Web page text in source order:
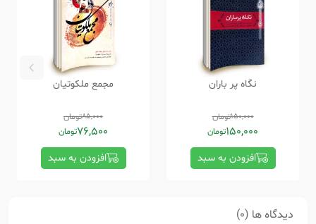
نگاه پر باران
150,000تومان
150,000تومان
افزودن به سبد
مجمع ملکوتیان
85,000تومان
76,500تومان
افزودن به سبد
دیدگاه ها (0)